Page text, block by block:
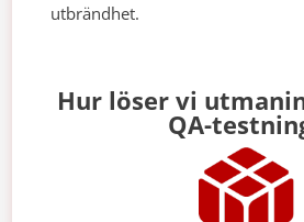
utbrändhet.
Hur löser vi
QA-